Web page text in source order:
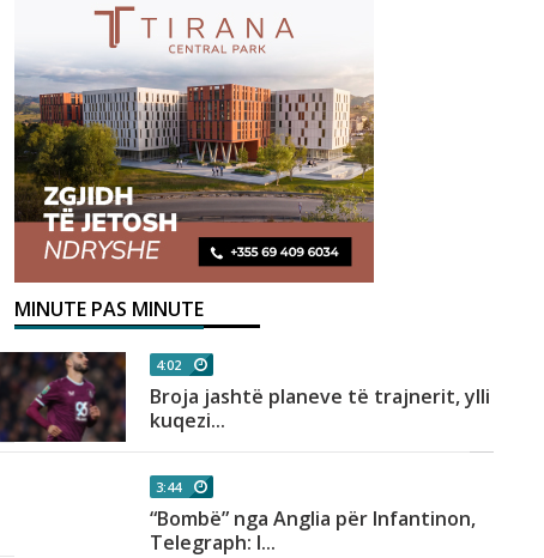
MINUTE PAS MINUTE
4:02
Broja jashtë planeve të trajnerit, ylli
kuqezi...
3:44
“Bombë” nga Anglia për Infantinon,
Telegraph: I...